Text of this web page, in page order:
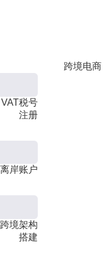
跨境电商
VAT税号
注册
离岸账户
跨境架构
搭建